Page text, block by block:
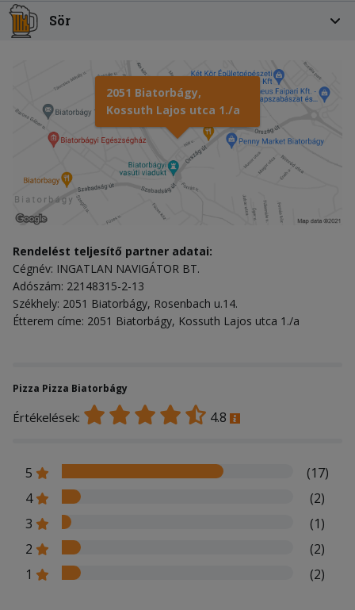
Sör
2051 Biatorbágy,
Kossuth Lajos utca 1./a
Rendelést teljesítő partner adatai:
Cégnév: INGATLAN NAVIGÁTOR BT.
Adószám: 22148315-2-13
Székhely: 2051 Biatorbágy, Rosenbach u.14.
Étterem címe: 2051 Biatorbágy, Kossuth Lajos utca 1./a
Pizza Pizza Biatorbágy
Értékelések: 4.8
5
(17)
4
(2)
3
(1)
2
(2)
1
(2)